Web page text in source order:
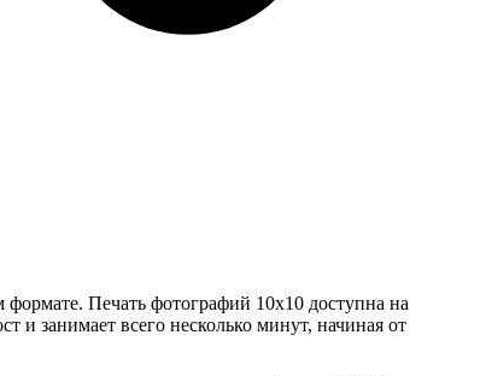
Печать фотографий 10х10 доступна на
и занимает всего несколько минут, начиная от